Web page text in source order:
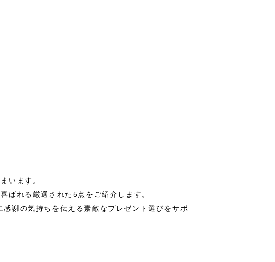
います。
ばれる厳選された5点をご紹介します。
謝の気持ちを伝える素敵なプレゼント選びをサポ